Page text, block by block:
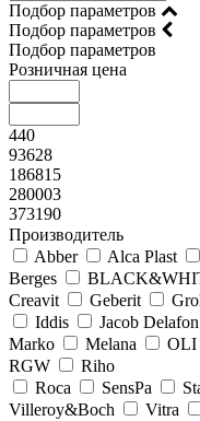
Подбор параметров
Подбор параметров
Подбор параметров
Розничная цена
440
93628
186815
280003
373190
Производитель
Abber
Alca Plast
Berges
Creavit
Geberit
Iddis
Jacob Delafon
Marko
Melana OLI
RGW
Riho
Roca
SensPa
Villeroy&Boсh
Vitra